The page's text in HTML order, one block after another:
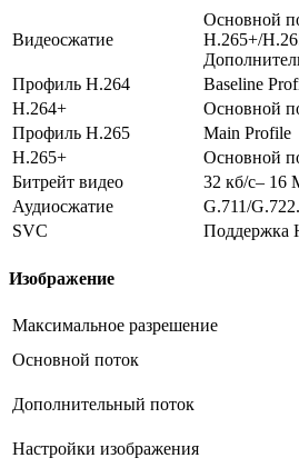
Видеосжатие
Основной
H.265+/
Профиль H.264
Baseline
H.264+
Основной
Профиль H.265
Main Profile
H.265+
Основной
Битрейт видео
32 кб/с– 16
Аудиосжатие
G.711/
SVC
Поддержка
Изображение
Максимальное разрешение
Основной поток
Дополнительный поток
Настройки изображения